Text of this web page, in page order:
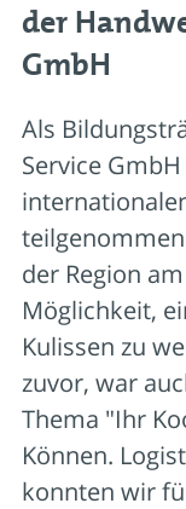
der
GmbH
Als
Service
der Region
Möglichkeit,
Kulissen zu
zuvor, war
Thema "Ihr
Können.
konnten wir